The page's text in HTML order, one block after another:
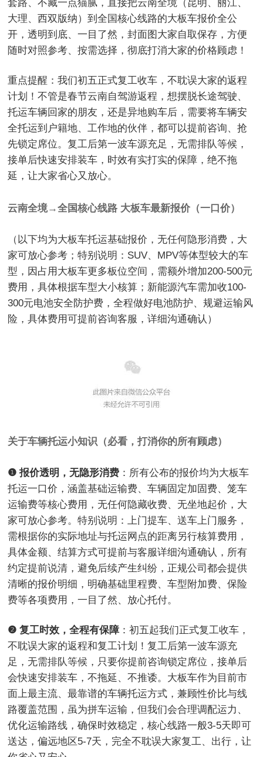
套路、不藏一点猫腻，直接把云南全境（昆明、丽江、
大理、西双版纳）到全国核心线路的大板车报价全公
开，透明到底、一目了然，封面图大家自取保存，方便
随时对照参考、按需选择，彻底打消大家的价格顾虑！
重点提醒：我们初五正式复工收车，不耽误大家的返程
计划！不管是春节云南自驾游返程，想摆脱长途驾驶、
托运车辆回家的朋友，还是异地购车后，需要将车辆安
全托运到户籍地、工作地的伙伴，都可以提前咨询、抢
先锁定席位。复工后第一波车源充足，无需排队等候，
接单后快速安排装车，时效有实打实的保障，绝不拖
延，让大家省心又放心。
云南全境→全国核心线路 大板车最新报价（一口价）
（以下均为大板车托运基础报价，无任何隐形消费，大
家可放心参考；特别说明：SUV、MPV等体型较大的车
型，因占用大板车更多板位空间，需额外增加200-500元
费用，具体根据车型大小核算；新能源汽车需加收100-
300元电池安全防护费，全程做好电池防护、规避运输风
险，具体费用可提前咨询客服，详细沟通确认）
关于车辆托运小知识（必看，打消你的所有顾虑）
❶ 报价透明，无隐形消费 ：所有公布的报价均为大板车
托运一口价，涵盖基础运输费、车辆固定加固费、笼车
运输费等核心费用，无任何隐藏收费、无坐地起价，大
家可放心参考。特别说明：上门提车、送车上门服务，
需根据你的实际地址与托运网点的距离另行核算费用，
具体金额、结算方式可提前与客服详细沟通确认，所有
约定提前说清，避免后续产生纠纷，正规公司都会提供
清晰的报价明细，明确基础里程费、车型附加费、保险
费等各项费用，一目了然、放心托付。
❷ 复工时效，全程有保障 ：初五起我们正式复工收车，
不耽误大家的返程和复工计划！复工后第一波车源充
足，无需排队等候，只要你提前咨询锁定席位，接单后
会快速安排装车，不拖延、不推诿。大板车作为目前市
面上最主流、最靠谱的车辆托运方式，兼顾性价比与线
路覆盖范围，虽为拼车运输，但我们会合理调配运力、
优化运输路线，确保时效稳定，核心线路一般3-5天即可
送达，偏远地区5-7天，完全不耽误大家复工、出行，让